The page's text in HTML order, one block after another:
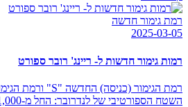
רמת גימור חדשה
2025-03-05
רמות גימור חדשות ל- ריינג' רובר ספורט
השטח הספורטיבי של לנדרובר: החל מ-711,000 ש"ח